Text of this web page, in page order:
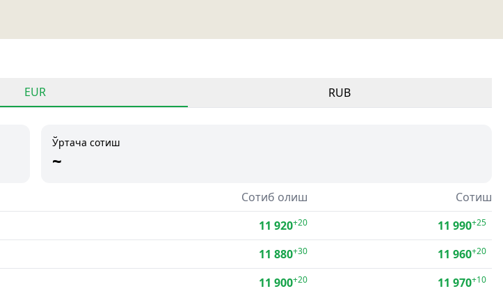
EUR
RUB
Ўртача сотиш
~
Сотиб олиш
Сотиш
11 920+20 11 990+25
11 880+30 11 960+20
11 900+20 11 970+10